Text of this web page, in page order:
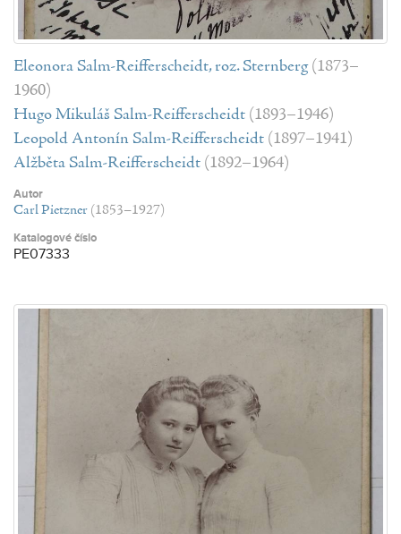
Eleonora Salm-Reifferscheidt, roz. Sternberg (1873–
1960)
Hugo Mikuláš Salm-Reifferscheidt (1893–1946)
Leopold Antonín Salm-Reifferscheidt (1897–1941)
Alžběta Salm-Reifferscheidt (1892–1964)
Autor
Carl Pietzner (1853–1927)
Katalogové číslo
PE07333